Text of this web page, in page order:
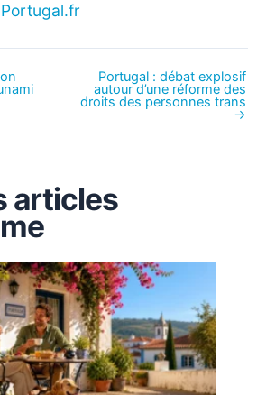
Portugal.fr
Portugal : débat explosif
autour d’une réforme des
droits des personnes trans
→
articles